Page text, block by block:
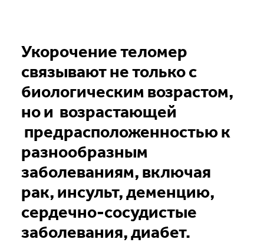
Укорочение теломер
связывают не только с
биологическим возрастом,
но и возрастающей
предрасположенностью к
разнообразным
заболеваниям, включая
рак, инсульт, деменцию,
сердечно-сосудистые
заболевания, диабет.